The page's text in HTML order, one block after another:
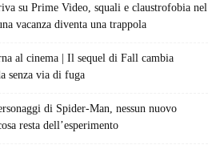
su Prime Video, squali e claustrofobia nel
vacanza diventa una trappola
al cinema | Il sequel di Fall cambia
senza via di fuga
di Spider-Man, nessun nuovo
resta dell’esperimento